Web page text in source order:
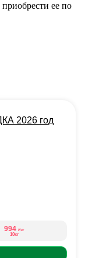
ее по
994 ₽/кг
10кг